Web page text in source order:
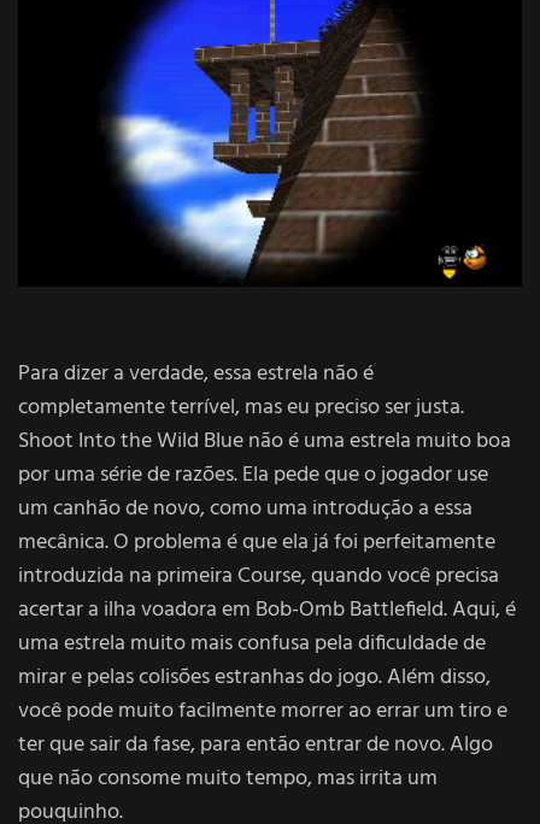
Para dizer a verdade, essa estrela não é
completamente terrível, mas eu preciso ser justa.
Shoot Into the Wild Blue não é uma estrela muito boa
por uma série de razões. Ela pede que o jogador use
um canhão de novo, como uma introdução a essa
mecânica. O problema é que ela já foi perfeitamente
introduzida na primeira Course, quando você precisa
acertar a ilha voadora em Bob-Omb Battlefield. Aqui, é
uma estrela muito mais confusa pela dificuldade de
mirar e pelas colisões estranhas do jogo. Além disso,
você pode muito facilmente morrer ao errar um tiro e
ter que sair da fase, para então entrar de novo. Algo
que não consome muito tempo, mas irrita um
pouquinho.